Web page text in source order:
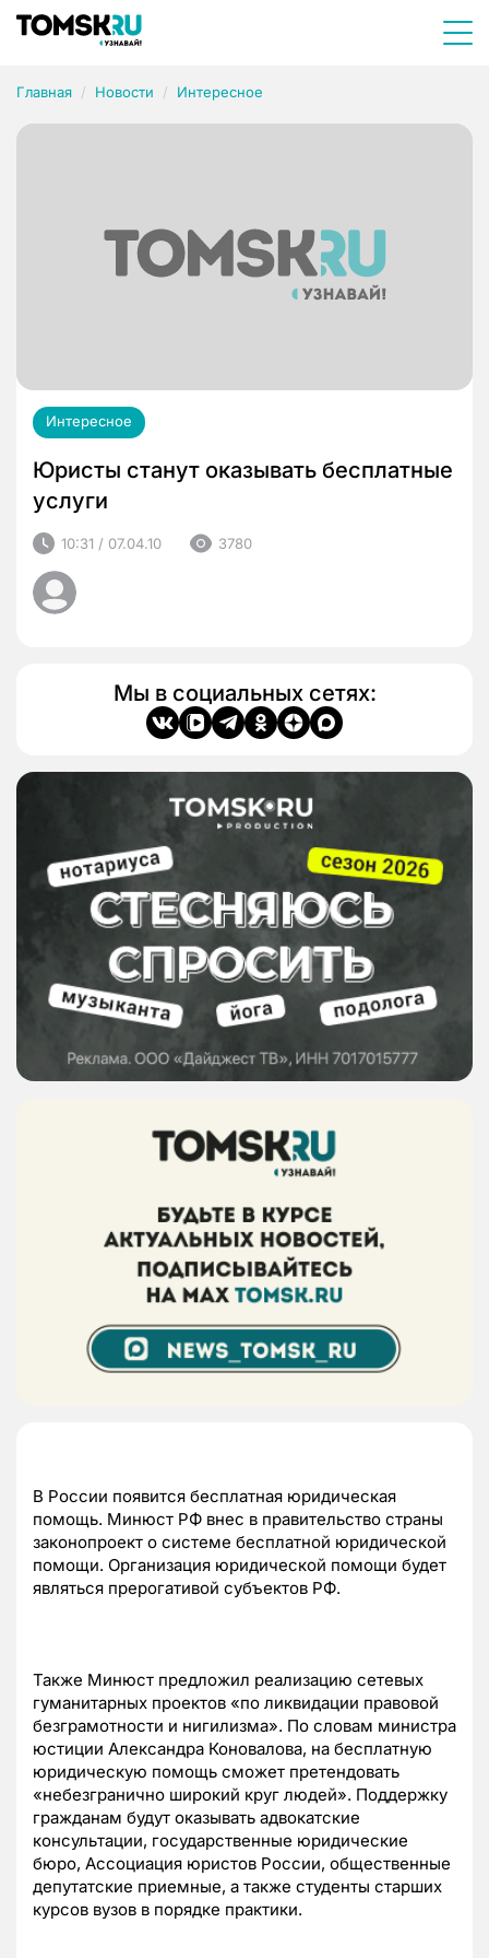
Главная Новости Интересное
Интересное
Юристы станут оказывать бесплатные
услуги
10:31 / 07.04.10 3780
Мы в социальных сетях:
В России появится бесплатная юридическая
помощь. Минюст РФ внес в правительство страны
законопроект о системе бесплатной юридической
помощи. Организация юридической помощи будет
являться прерогативой субъектов РФ.
Также Минюст предложил реализацию сетевых
гуманитарных проектов «по ликвидации правовой
безграмотности и нигилизма». По словам министра
юстиции Александра Коновалова, на бесплатную
юридическую помощь сможет претендовать
«небезгранично широкий круг людей». Поддержку
гражданам будут оказывать адвокатские
консультации, государственные юридические
бюро, Ассоциация юристов России, общественные
депутатские приемные, а также студенты старших
курсов вузов в порядке практики.